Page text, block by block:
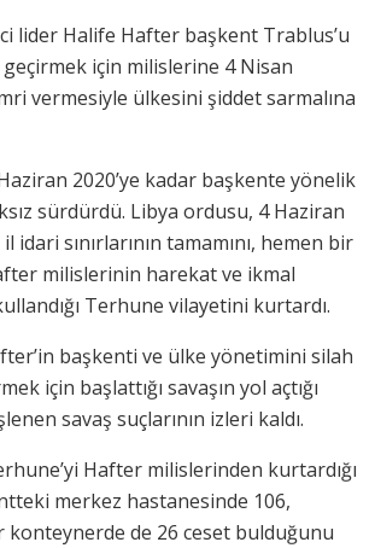
lider Halife Hafter başkent Trablus’u
için milislerine 4 Nisan
vermesiyle ülkesini şiddet sarmalına
2020’ye kadar başkente yönelik
sürdürdü. Libya ordusu, 4 Haziran
idari sınırlarının tamamını, hemen bir
milislerinin harekat ve ikmal
Terhune vilayetini kurtardı.
başkenti ve ülke yönetimini silah
için başlattığı savaşın yol açtığı
savaş suçlarının izleri kaldı.
Hafter milislerinden kurtardığı
merkez hastanesinde 106,
konteynerde de 26 ceset bulduğunu